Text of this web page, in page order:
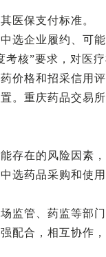
医保支付标准。
选企业履约、可
考核”要求，对医
价格和招采信用
。重庆药品交易
存在的风险因素
选药品采购和使用
监管、药监等部
配合，相互协作